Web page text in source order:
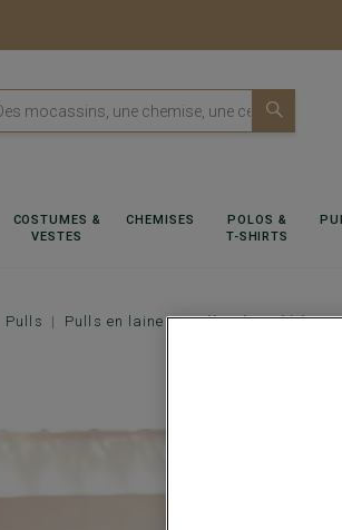
COSTUMES &
VESTES
CHEMISES
POLOS &
T-SHIRTS
Pulls Pulls en laine Pull col roulé